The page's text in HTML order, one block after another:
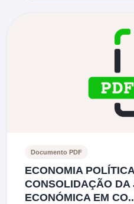
Documento PDF
ECONOMIA
CONSOLIDAÇÃO DA
ECONÓMICA EM